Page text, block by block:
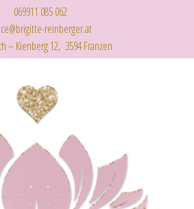
069911 085 062
reinberger.at
– Kienberg 12, 3594 Franzen